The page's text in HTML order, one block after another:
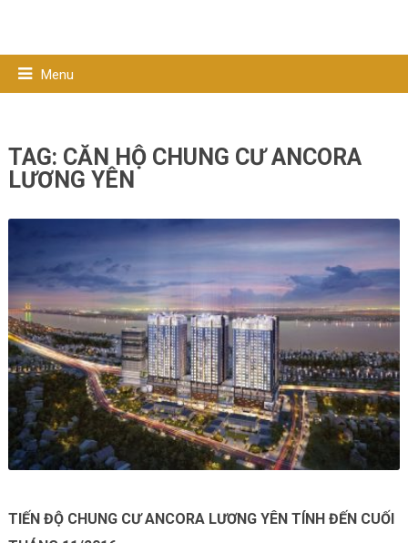
Menu
TAG: CĂN HỘ CHUNG CƯ ANCORA
LƯƠNG YÊN
TIẾN ĐỘ CHUNG CƯ ANCORA LƯƠNG YÊN TÍNH ĐẾN CUỐI